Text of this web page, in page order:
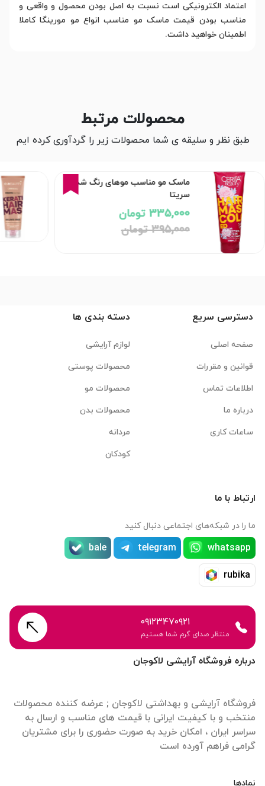
اعتماد الکترونیکی است نسبت به اصل بودن محصول و واقعی و
مناسب بودن قیمت ماسک مو مناسب انواع مو مورینگا کاملا
اطمینان خواهید داشت.
محصولات مرتبط
طبق نظر و سلیقه ی شما محصولات زیر را گردآوری کرده ایم
ماسک مو مناسب موهای رنگ شده
سریتا
335,000 تومان
395,000 تومان
درباره فروشگاه آرایشی لاکوجان
فروشگاه آرایشی و بهداشتی لاکوجان ; عرضه کننده محصولات
منتخب و با کیفیت ایرانی با قیمت های مناسب و ارسال به
سراسر ایران ، امکان خرید به صورت حضوری را برای مشتریان
گرامی فراهم آورده است
نمادها
دسترسی سریع
صفحه اصلی
قوانین و مقررات
اطلاعات تماس
درباره ما
ساعات کاری
دسته بندی ها
لوازم آرایشی
محصولات پوستی
محصولات مو
محصولات بدن
مردانه
کودکان
ارتباط با ما
ما را در شبکه‌های اجتماعی دنبال کنید
whatsapp
telegram
bale
rubika
۰۹۱۲۳۴۷۰۹۲۱
منتظر صدای گرم شما هستیم